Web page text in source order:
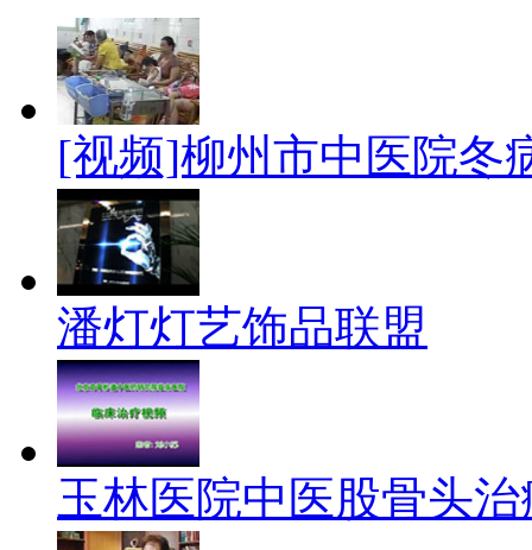
[视频]柳州市中医院冬
潘灯灯艺饰品联盟
玉林医院中医股骨头